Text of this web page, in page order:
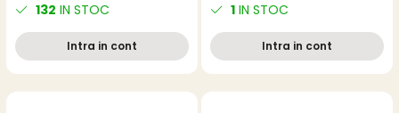
132 IN STOC
Intra in cont
Echipamente DIY si Aplicatii
cu Curent Mediu
1 IN STOC
Intra in cont